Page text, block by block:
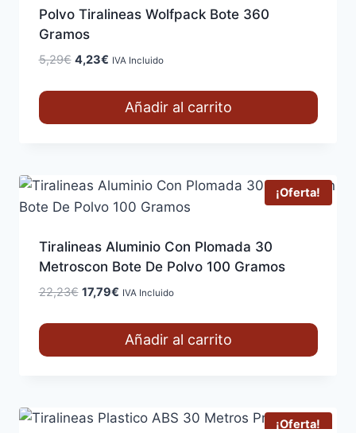
Polvo Tiralineas Wolfpack Bote 360
Gramos
5,29€ El
4,23€ElIVA Incluido
Añadir al carrito
¡Oferta!
Tiralineas Aluminio Con Plomada 30
Metroscon Bote De Polvo 100 Gramos
22,23€ El
original
17,79€El
actual
es:
IVA Incluido
Añadir al carrito
¡Oferta!